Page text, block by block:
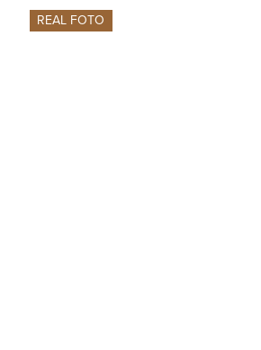
REAL FOTO